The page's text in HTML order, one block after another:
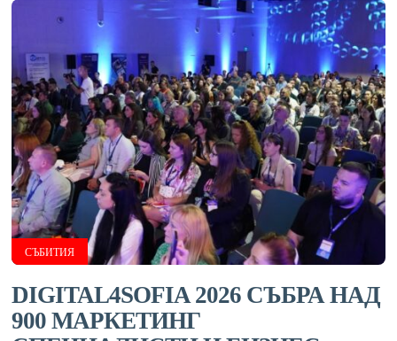
СЪБИТИЯ
DIGITAL4SOFIA 2026 СЪБРА НАД
900 МАРКЕТИНГ